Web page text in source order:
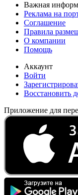
Важная
Реклама на
Соглашение
Правила
О компании
Помощь
Аккаунт
Войти
Восстановить
Приложение для